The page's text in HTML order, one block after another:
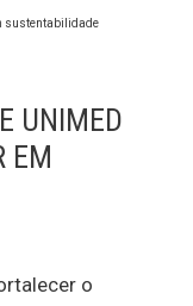
UNIMED
EM
o